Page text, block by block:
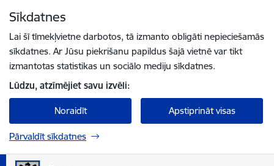
Sīkdatnes
Lai šī tīmekļvietne darbotos, tā izmanto obligāti nepieciešamās
sīkdatnes. Ar Jūsu piekrišanu papildus šajā vietnē var tikt
izmantotas statistikas un sociālo mediju sīkdatnes.
Lūdzu, atzīmējiet savu izvēli:
Noraidīt Apstiprināt visas
Pārvaldīt sīkdatnes